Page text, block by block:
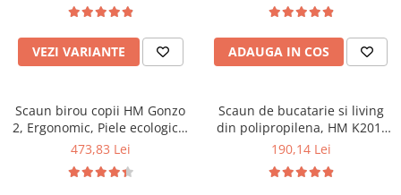
Mobilier hol
Mobila hol
Suporturi si rafturi pantofi
Pantofare
Seturi mobilier hol
Stender haine
Suport pentru umerase
VEZI VARIANTE
cm, Gri
ADAUGA IN COS
Scaun birou copii HM Gonzo
2, Ergonomic, Piele ecologica,
Inaltime ajustabila, Mecanism
473,83 Lei
Scaun de bucatarie si living
din polipropilena, HM K201,
ergonomic, baza lemn masiv,
100 kg, alb
190,14 Lei